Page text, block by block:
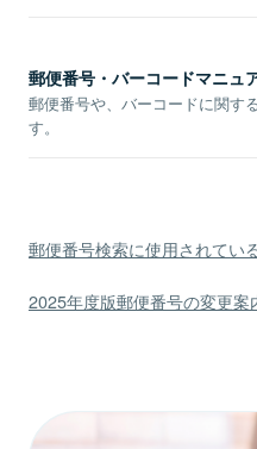
郵便番号・バーコードマニュ
郵便番号や、バーコードに関す
す。
郵便番号検索に使用されてい
2025年度版郵便番号の変更案